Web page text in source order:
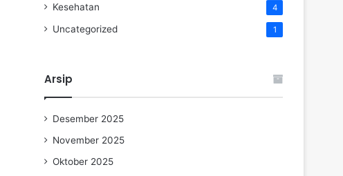
Kesehatan 4
Uncategorized 1
Arsip
Desember 2025
November 2025
Oktober 2025